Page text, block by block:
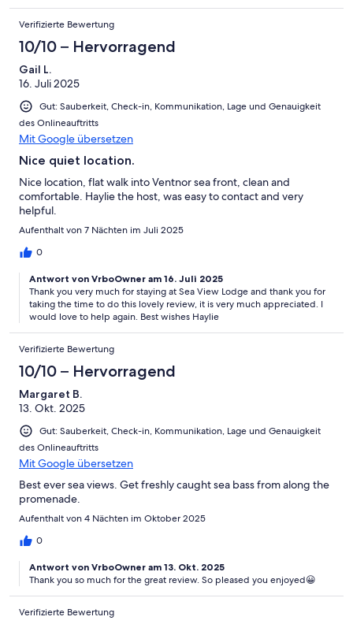
Verifizierte Bewertung
10/10 – Hervorragend
Gail L.
16. Juli 2025
Gut: Sauberkeit, Check-in, Kommunikation, Lage und Genauigkeit
des Onlineauftritts
Mit Google übersetzen
Nice quiet location.
Nice location, flat walk into Ventnor sea front, clean and
comfortable. Haylie the host, was easy to contact and very
helpful.
Aufenthalt von 7 Nächten im Juli 2025
0
Antwort von VrboOwner am 16. Juli 2025
Thank you very much for staying at Sea View Lodge and thank you for
taking the time to do this lovely review, it is very much appreciated. I
would love to help again. Best wishes Haylie
Verifizierte Bewertung
10/10 – Hervorragend
Margaret B.
13. Okt. 2025
Gut: Sauberkeit, Check-in, Kommunikation, Lage und Genauigkeit
des Onlineauftritts
Mit Google übersetzen
Best ever sea views. Get freshly caught sea bass from along the
promenade.
Aufenthalt von 4 Nächten im Oktober 2025
0
Antwort von VrboOwner am 13. Okt. 2025
Thank you so much for the great review. So pleased you enjoyed😀
Verifizierte Bewertung